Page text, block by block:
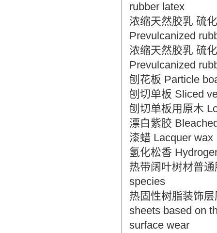
rubber latex
浓缩天然胶乳 硫
Prevulcanized
浓缩天然胶乳 硫
Prevulcanized
刨花板 Particle
刨切单板 Sliced
刨切单板用原木
漂白紫胶
漆蜡 Lacquer wax
氢化松香
热带阔叶树材普
species
热固性树脂装饰
sheets based on
surface wear